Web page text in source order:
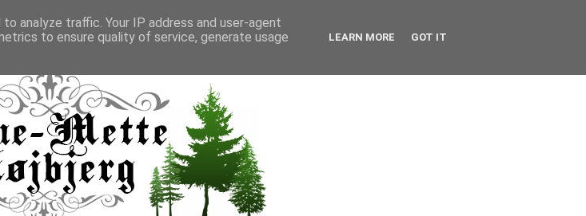
__ __ _ ___
analyze traffic. Your IP address and user-agent
to ensure quality of service, generate usage
LEARN MORE GOT IT